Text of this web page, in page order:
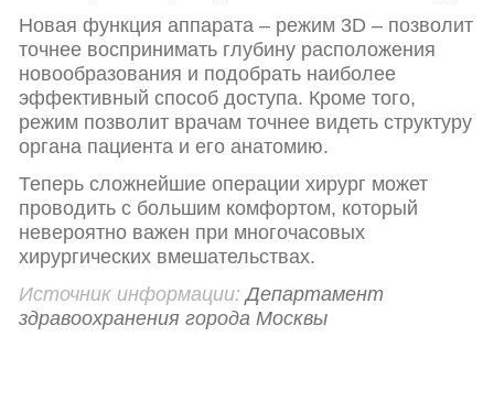
Новая функция аппарата – режим 3D – позволит
точнее воспринимать глубину расположения
новообразования и подобрать наиболее
эффективный способ доступа. Кроме того,
режим позволит врачам точнее видеть структуру
органа пациента и его анатомию.
Теперь сложнейшие операции хирург может
проводить с большим комфортом, который
невероятно важен при многочасовых
хирургических вмешательствах.
Источник информации: Департамент
здравоохранения города Москвы